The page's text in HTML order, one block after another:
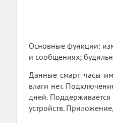
Основные функции:
и сообщениях;
Данные смарт часы
влаги нет.
дней.
устройств.